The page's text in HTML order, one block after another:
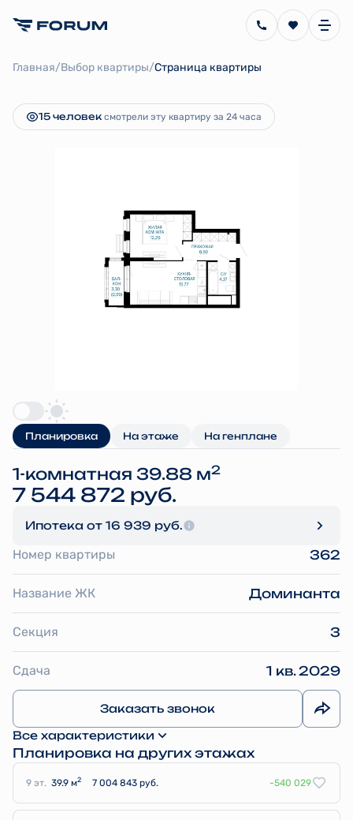
Главная/Выбор квартиры/Страница квартиры7 544 872 руб.
Ипотекаот 16 939 руб.
15 человек смотрели эту квартиру за 24 часа
Планировка На этаже На генплане
1-комнатная 39.88 м2
7 544 872 руб.
Ипотека от 16 939 руб.
Номер квартиры 362
Название ЖК Доминанта
Секция 3
Сдача 1 кв. 2029
Заказать звонок
Все характеристики
Планировка на других этажах
9 эт. 39.9 м2 7 004 843 руб. -540 029